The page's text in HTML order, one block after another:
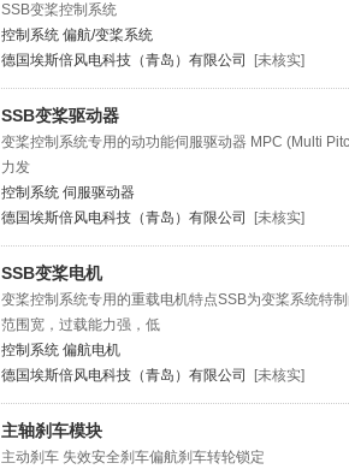
SSB变桨控制系统
控制系统 偏航/变桨系统
德国埃斯倍风电科技（青岛）有限公司
[未核实]
SSB变桨驱动器
变桨控制系统专用的动功能伺服驱动器 MPC (Multi
力发
控制系统 伺服驱动器
德国埃斯倍风电科技（青岛）有限公司
[未核实]
SSB变桨电机
变桨控制系统专用的重载电机特点SSB为变桨系统特
范围宽，过载能力强，低
控制系统 偏航电机
德国埃斯倍风电科技（青岛）有限公司
[未核实]
主轴刹车模块
主动刹车 失效安全刹车偏航刹车转轮锁定